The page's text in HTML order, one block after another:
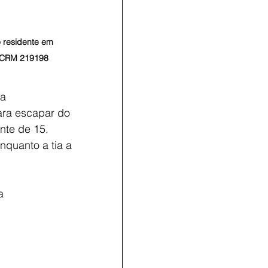
residente em
219198
escapar do
de 15.
a tia a